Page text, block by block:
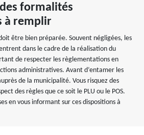
formalités
à remplir
être bien préparée. Souvent négligées, les
dans le cadre de la réalisation du
de respecter les règlementations en
administratives. Avant d’entamer les
de la municipalité. Vous risquez des
des règles que ce soit le PLU ou le POS.
en vous informant sur ces dispositions à